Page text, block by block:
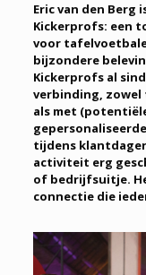
Eric van den Berg
Kickerprofs: een
voor
bijzondere
Kickerprofs al
verbinding, zowel
als met
tijdens
activiteit erg
of bedrijfsuitje.
connectie die